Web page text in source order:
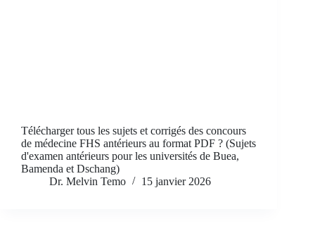
Télécharger tous les sujets et corrigés des concours
de médecine FHS antérieurs au format PDF ? (Sujets
d'examen antérieurs pour les universités de Buea,
Bamenda et Dschang)
Dr. Melvin Temo
15 janvier 2026